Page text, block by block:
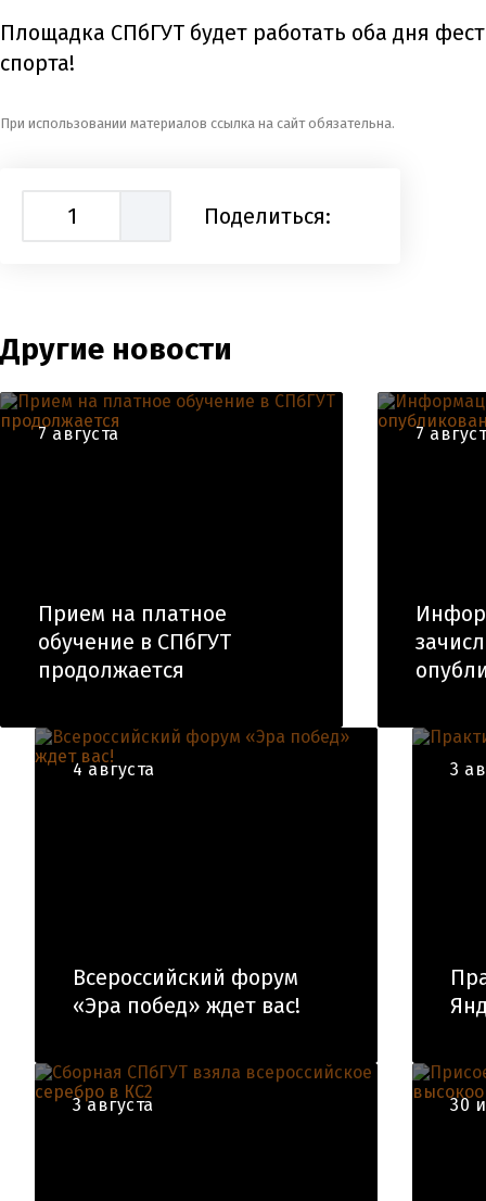
Площадка СПбГУТ будет работать оба дня
спорта!
При использовании материалов ссылка на сайт обязательна.
1 Поделиться:
Другие новости
7 августа
Прием на платное
обучение в СПбГУТ
продолжается
7
4 августа
Всероссийский форум
«Эра побед» ждет вас!
3
3 августа 30